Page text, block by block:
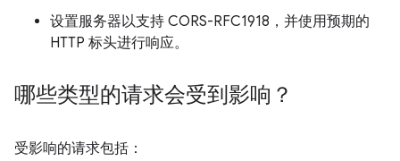
设置服务器以支持 CORS-RFC1918，并使用预期的
HTTP 标头进行响应。
哪些类型的请求会受到影响？
受影响的请求包括：